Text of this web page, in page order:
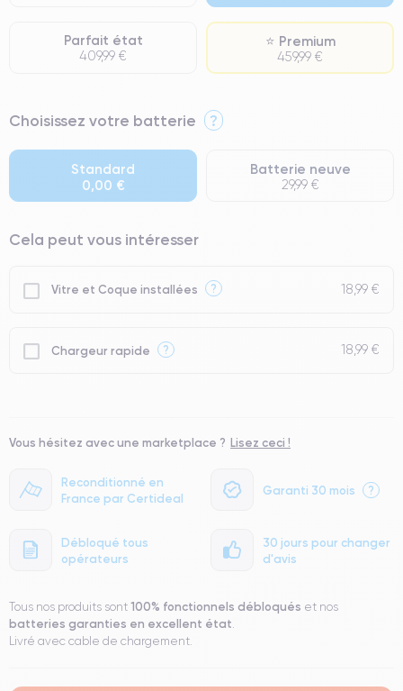
Reconditionné en
France par Certideal
Garanti 30 mois ?
Débloqué tous
opérateurs
30 jours pour changer
d'avis
Parfait état
409,99 €
⭐ Premium
459,99 €
⭐ Premium
● Batterie : usage intensif.
● Seuls 5% de nos téléphones ont un grade Premium.
Choisissez votre batterie ?
Standard
0,00 €
Batterie neuve
29,99 €
Cela peut vous intéresser
Vitre et Coque installées ? 18,99 €
Chargeur rapide ? 18,99 €
Vous hésitez avec une marketplace ? Lisez ceci !
Tous nos produits sont 100% fonctionnels débloqués et nos
batteries garanties en excellent état.
Livré avec cable de chargement.